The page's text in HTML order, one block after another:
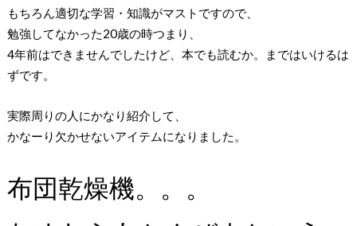
もちろん適切な学習・知識がマストですので、
勉強してなかった20歳の時つまり、
4年前はできませんでしたけど、本でも読むか。まではいけるは
ずです。
実際周りの人にかなり紹介して、
かなーり欠かせないアイテムになりました。
布団乾燥機。。。